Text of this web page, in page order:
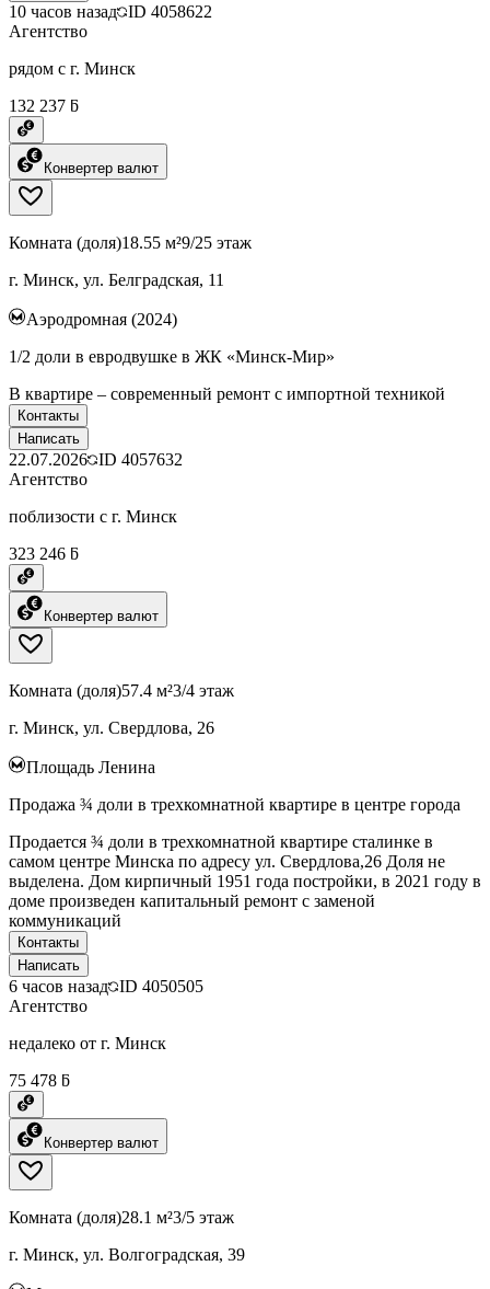
10 часов назад ID 4058622
Агентство
рядом с г. Минск
132 237 ƃ
Конвертер валют
Комната (доля)18.55 м²9/25 этаж
г. Минск, ул. Белградская, 11
Аэродромная (2024)
1/2 доли в евродвушке в ЖК «Минск-Мир»
В квартире – современный ремонт с импортной техникой
Контакты
Написать
22.07.2026 ID 4057632
Агентство
поблизости с г. Минск
323 246 ƃ
Конвертер валют
Комната (доля)57.4 м²3/4 этаж
г. Минск, ул. Свердлова, 26
Площадь Ленина
Продажа ¾ доли в трехкомнатной квартире в центре города
Продается ¾ доли в трехкомнатной квартире сталинке в
самом центре Минска по адресу ул. Свердлова,26 Доля не
выделена. Дом кирпичный 1951 года постройки, в 2021 году в
доме произведен капитальный ремонт с заменой
коммуникаций
Контакты
Написать
6 часов назад ID 4050505
Агентство
недалеко от г. Минск
75 478 ƃ
Конвертер валют
Комната (доля)28.1 м²3/5 этаж
г. Минск, ул. Волгоградская, 39